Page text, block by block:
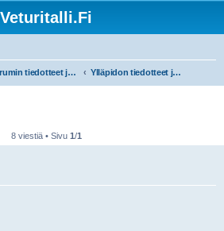
Veturitalli.Fi
Foorumin tiedotteet ja ohjeet Ylläpidon tiedotteet ja foorumin ohjeet!
8 viestiä • Sivu 1/1